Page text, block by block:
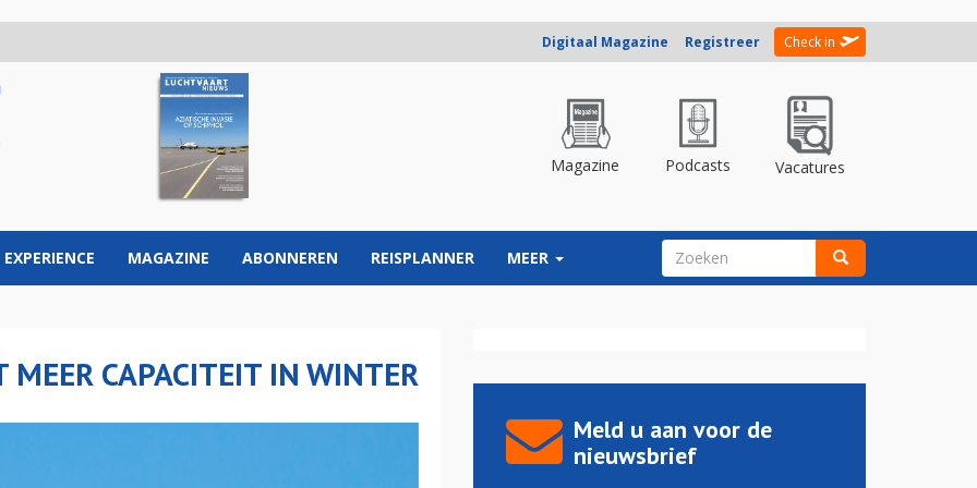
Digitaal Magazine Registreer Check in
Magazine Podcasts Vacatures
EXPERIENCE MAGAZINE ABONNEREN REISPLANNER MEER ZOEKVELD
CAPACITEIT IN WINTER
Meld u aan voor de
nieuwsbrief